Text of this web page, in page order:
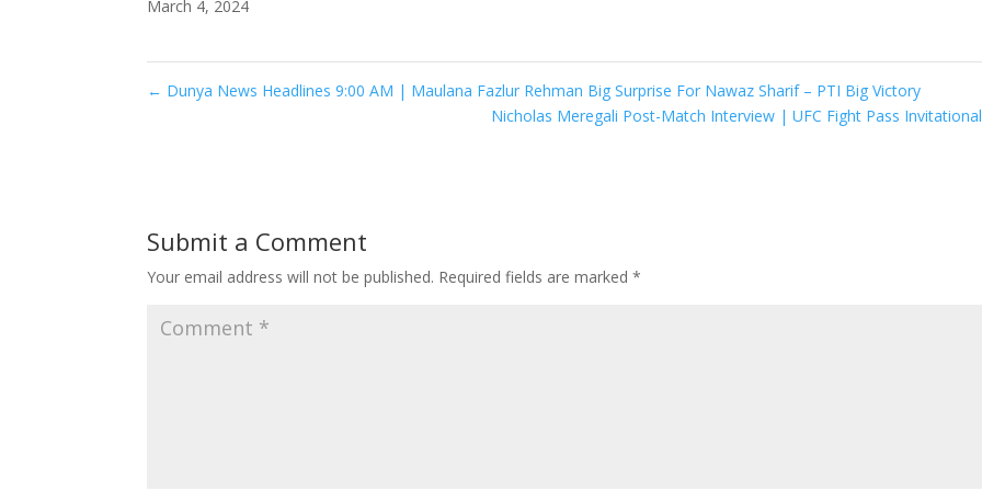
March 4, 2024
← Dunya News Headlines 9:00 AM | Maulana Fazlur Rehman Big Surprise For Nawaz Sharif – PTI Big Victory
Nicholas Meregali Post-Match Interview | UFC Fight Pass
Submit a Comment
Your email address will not be published. Required fields are marked*